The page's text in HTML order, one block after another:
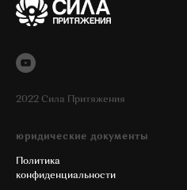
2022 Сила Притяжения
юридические документы
Политика
конфиденциальности